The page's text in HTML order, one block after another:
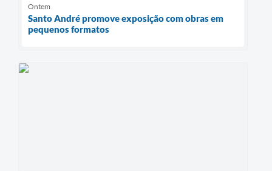
Ontem
Santo André promove exposição com obras em
pequenos formatos